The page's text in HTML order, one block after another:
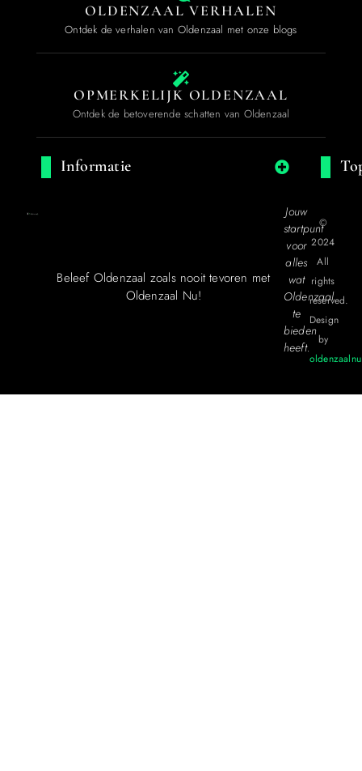
OLDENZAAL VERHALEN
Ontdek de verhalen van Oldenzaal met onze blogs
OPMERKELIJK OLDENZAAL
Ontdek de betoverende schatten van Oldenzaal
Informatie
Beleef Oldenzaal zoals nooit tevoren met
Oldenzaal Nu!
Jouw
startpunt
voor
alles
wat
Oldenzaal
te
bieden
heeft.
©
2024
All
rights
reserved.
Design
by